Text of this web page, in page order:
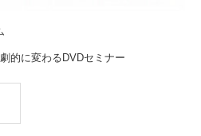
的に変わるDVDセミナー